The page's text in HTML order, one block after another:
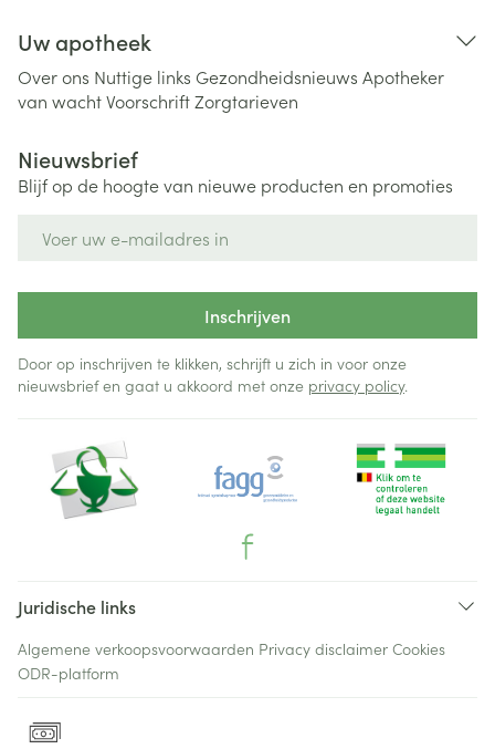
Uw apotheek
Over ons Nuttige links Gezondheidsnieuws Apotheker
van wachtVoorschriftZorgtarieven
Nieuwsbrief
Blijf op de hoogte van nieuwe producten en promoties
Inschrijven
Door op inschrijven te klikken, schrijft u zich in voor onze
nieuwsbrief en gaat u akkoord met onze privacy policy.
Juridische links
Algemene verkoopsvoorwaarden Privacy disclaimer Cookies
ODR-platform